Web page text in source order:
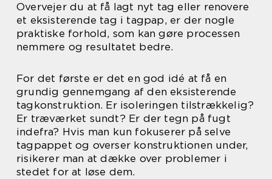
Overvejer du at få lagt nyt tag eller renovere
et eksisterende tag i tagpap, er der nogle
praktiske forhold, som kan gøre processen
nemmere og resultatet bedre.
For det første er det en god idé at få en
grundig gennemgang af den eksisterende
tagkonstruktion. Er isoleringen tilstrækkelig?
Er træværket sundt? Er der tegn på fugt
indefra? Hvis man kun fokuserer på selve
tagpappet og overser konstruktionen under,
risikerer man at dække over problemer i
stedet for at løse dem.